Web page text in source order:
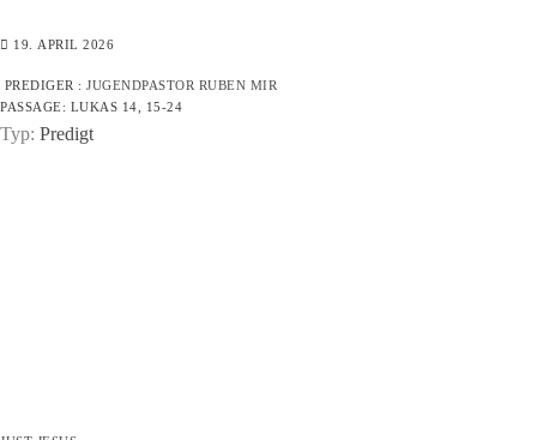
19. APRIL 2026
PREDIGER : JUGENDPASTOR RUBEN MIR
PASSAGE: LUKAS 14, 15-24
Typ: Predigt